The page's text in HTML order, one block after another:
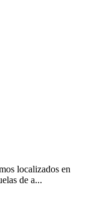
localizados en
de a...